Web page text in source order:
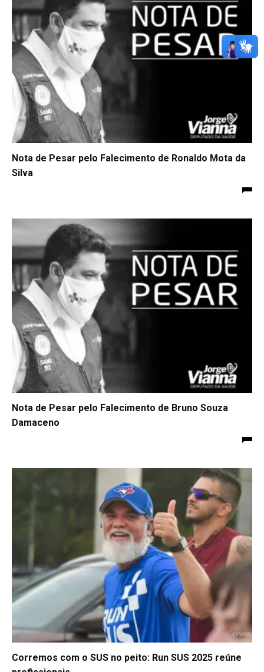
Nota de Pesar pelo Falecimento de Ronaldo Mota da
Silva
Nota de Pesar pelo Falecimento de Bruno Souza
Damaceno
Corremos com o SUS no peito: Run SUS 2025 reúne